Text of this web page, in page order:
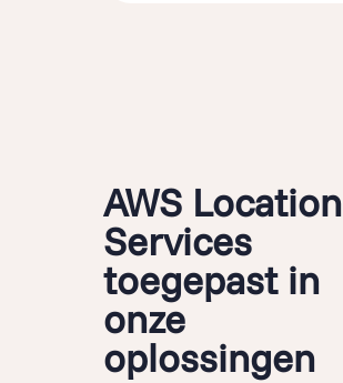
AWS Location
Services
toegepast in
onze
oplossingen